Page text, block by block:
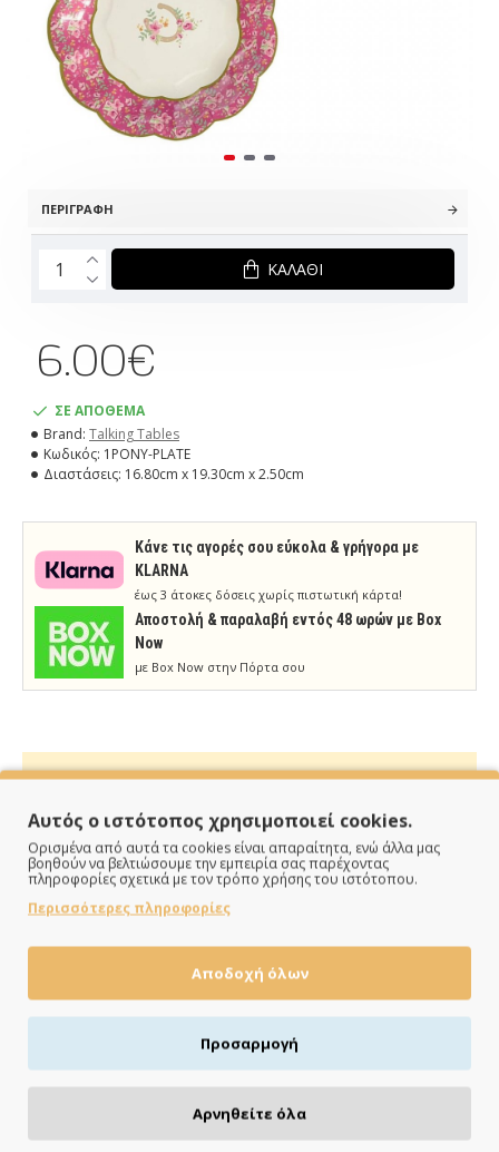
ΠΕΡΙΓΡΑΦΉ
ΣΕ ΑΠΟΘΕΜΑ
Brand: Talking Tables
Κωδικός: 1PONY-PLATE
Διαστάσεις: 16.80cm x 19.30cm x 2.50cm
6.00€
ΚΑΛΆΘΙ
Κάνε τις αγορές σου εύκολα & γρήγορα με
KLARNA
έως 3 άτοκες δόσεις χωρίς πιστωτική κάρτα!
Aποστολή & παραλαβή εντός 48 ωρών με Box
Now
με Box Now στην Πόρτα σου
ΠΑΡΑΔΙΔΟΥΜΕ ΓΡΗΓΟΡΑ
Άμεση αποστολή της παραγγελίας σου σε 1 - 2 εργάσιμες
Αυτός ο ιστότοπος χρησιμοποιεί cookies.
Ορισμένα από αυτά τα cookies είναι απαραίτητα, ενώ άλλα μας
βοηθούν να βελτιώσουμε την εμπειρία σας παρέχοντας
πληροφορίες σχετικά με τον τρόπο χρήσης του ιστότοπου.
Περισσότερες πληροφορίες
Αποδοχή όλων
Προσαρμογή
Αρνηθείτε όλα